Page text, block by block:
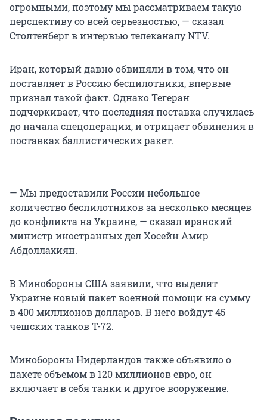
огромными, поэтому мы рассматриваем такую
перспективу со всей серьезностью, — сказал
Столтенберг в интервью телеканалу NTV.
Иран, который давно обвиняли в том, что он
поставляет в Россию беспилотники, впервые
признал такой факт. Однако Тегеран
подчеркивает, что последняя поставка случилась
до начала спецоперации, и отрицает обвинения в
поставках баллистических ракет.
— Мы предоставили России небольшое
количество беспилотников за несколько месяцев
до конфликта на Украине, — сказал иранский
министр иностранных дел Хосейн Амир
Абдоллахиян.
В Минобороны США заявили, что выделят
Украине новый пакет военной помощи на сумму
в 400 миллионов долларов. В него войдут 45
чешских танков Т-72.
Минобороны Нидерландов также объявило о
пакете объемом в 120 миллионов евро, он
включает в себя танки и другое вооружение.